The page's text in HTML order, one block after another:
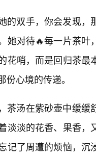
的双手，你会发现
她对待🔥每一片茶
花哨，而是回归茶
份心境的传递。
茶汤在紫砂壶中缓
淡淡的花香、果香
记了周遭的烦恼，